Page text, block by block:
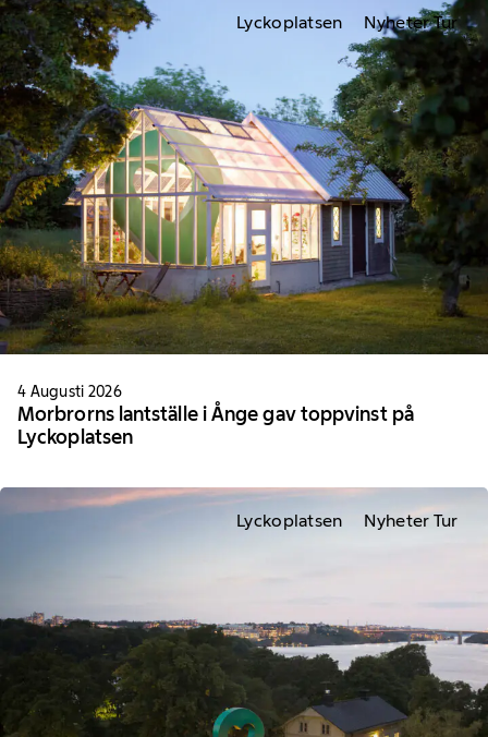
Lyckoplatsen Nyheter Tur
4 Augusti 2026
Morbrorns lantställe i Ånge gav toppvinst på
Lyckoplatsen
Lyckoplatsen Nyheter Tur